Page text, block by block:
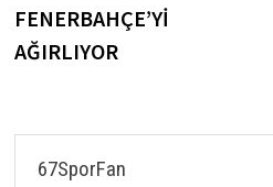
FENERBAHÇE’Yİ
AĞIRLIYOR
67SporFan